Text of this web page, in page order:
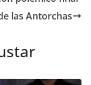
las Antorchas